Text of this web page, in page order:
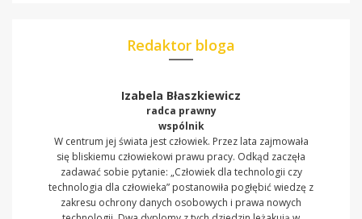
Redaktor bloga
Izabela Błaszkiewicz
radca prawny
wspólnik
W centrum jej świata jest człowiek. Przez lata zajmowała
się bliskiemu człowiekowi prawu pracy. Odkąd zaczęła
zadawać sobie pytanie: „Człowiek dla technologii czy
technologia dla człowieka” postanowiła pogłębić wiedzę z
zakresu ochrony danych osobowych i prawa nowych